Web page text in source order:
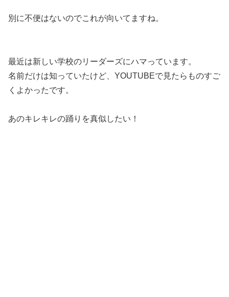
別に不便はないのでこれが向いてますね。
最近は新しい学校のリーダーズにハマっています。
名前だけは知っていたけど、YOUTUBEで見たらものすご
くよかったです。
あのキレキレの踊りを真似したい！